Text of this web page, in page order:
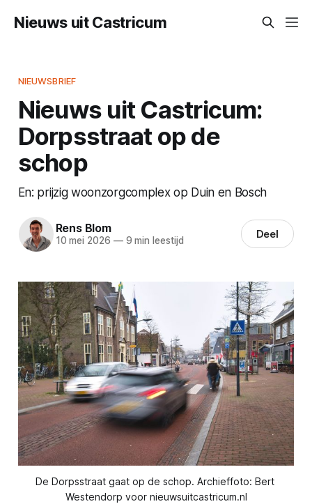
Nieuws uit Castricum
NIEUWSBRIEF
Nieuws uit Castricum:
Dorpsstraat op de
schop
En: prijzig woonzorgcomplex op Duin en Bosch
Rens Blom
10 mei 2026 —9 min leestijd Deel
De Dorpsstraat gaat op de schop. Archieffoto: Bert
Westendorp voor nieuwsuitcastricum.nl